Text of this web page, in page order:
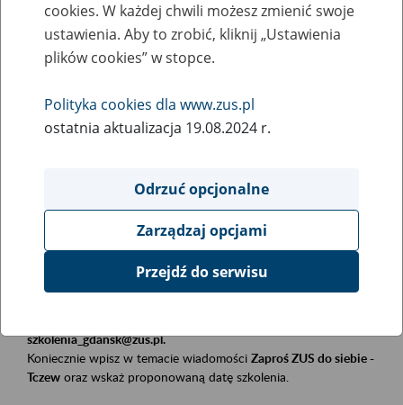
Zaproś ZUS do siebie: eZUS, wizyty
rezerwowane, e-wizyty, Aktywni 50+
Rodzaj wydarzenia
Szkolenia
Obszar merytoryczny
Płatnicy, ubezpieczeni, świadczeniobiorcy
Opis wydarzenia
Szkolenie stacjonarne w siedzibie firmy, instytucji, urzędu.
szkolenia_gdansk@zus.pl.
Koniecznie wpisz w temacie wiadomości Zaproś ZUS do siebie -
Tczew oraz wskaż proponowaną datę szkolenia.
cookies. W każdej chwili możesz zmienić swoje
ustawienia. Aby to zrobić, kliknij „Ustawienia
plików cookies” w stopce.
Polityka cookies dla www.zus.pl
ostatnia aktualizacja 19.08.2024 r.
Odrzuć opcjonalne
Zarządzaj opcjami
Przejdź do serwisu